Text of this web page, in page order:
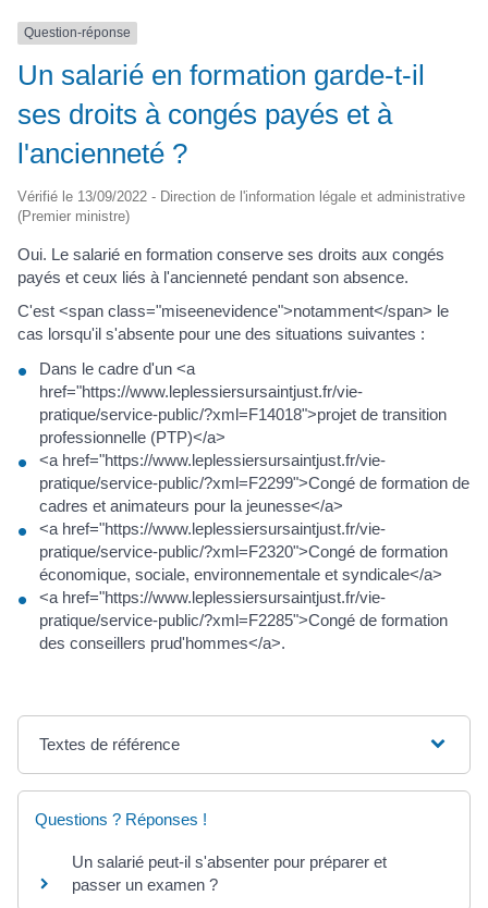
Question-réponse
Un salarié en formation garde-t-il
ses droits à congés payés et à
l'ancienneté ?
Vérifié le 13/09/2022 - Direction de l'information légale et administrative
(Premier ministre)
Oui. Le salarié en formation conserve ses droits aux congés
payés et ceux liés à l'ancienneté pendant son absence.
C'est <span class="miseenevidence">notamment</span> le
cas lorsqu'il s'absente pour une des situations suivantes :
Dans le cadre d'un <a
href="https://www.leplessiersursaintjust.fr/vie-
pratique/service-public/?xml=F14018">projet de transition
professionnelle (PTP)</a>
<a href="https://www.leplessiersursaintjust.fr/vie-
pratique/service-public/?xml=F2299">Congé de formation de
cadres et animateurs pour la jeunesse</a>
<a href="https://www.leplessiersursaintjust.fr/vie-
pratique/service-public/?xml=F2320">Congé de formation
économique, sociale, environnementale et syndicale</a>
<a href="https://www.leplessiersursaintjust.fr/vie-
pratique/service-public/?xml=F2285">Congé de formation
des conseillers prud'hommes</a>.
Textes de référence
Questions ? Réponses !
Un salarié peut-il s'absenter pour préparer et
passer un examen ?